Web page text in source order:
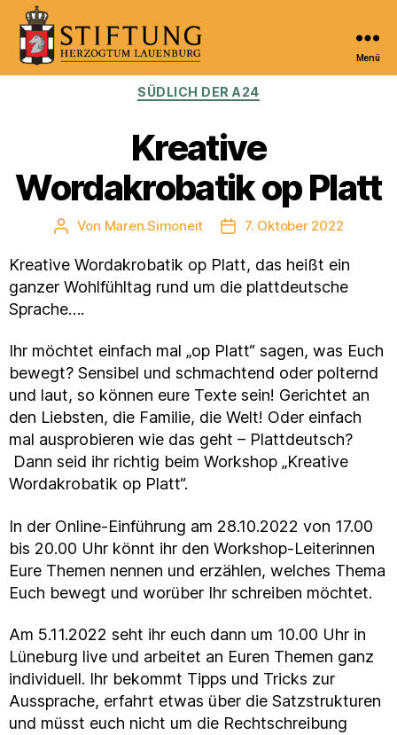
Kulturportal
Menü
Kategorien
SÜDLICH DER A24
Kreative
Wordakrobatik op Platt
Beitragsautor
Von Maren.Simoneit Veröffentlichungsdatum
7. Oktober 2022
Kreative Wordakrobatik op Platt, das heißt ein
ganzer Wohlfühltag rund um die plattdeutsche
Sprache….
Ihr möchtet einfach mal „op Platt“ sagen, was Euch
bewegt? Sensibel und schmachtend oder polternd
und laut, so können eure Texte sein! Gerichtet an
den Liebsten, die Familie, die Welt! Oder einfach
mal ausprobieren wie das geht – Plattdeutsch?
Dann seid ihr richtig beim Workshop „Kreative
Wordakrobatik op Platt“.
In der Online-Einführung am 28.10.2022 von 17.00
bis 20.00 Uhr könnt ihr den Workshop-Leiterinnen
Eure Themen nennen und erzählen, welches Thema
Euch bewegt und worüber Ihr schreiben möchtet.
Am 5.11.2022 seht ihr euch dann um 10.00 Uhr in
Lüneburg live und arbeitet an Euren Themen ganz
individuell. Ihr bekommt Tipps und Tricks zur
Aussprache, erfahrt etwas über die Satzstrukturen
und müsst euch nicht um die Rechtschreibung